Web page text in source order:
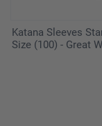
Katana Sleeves
Size (100) - Great